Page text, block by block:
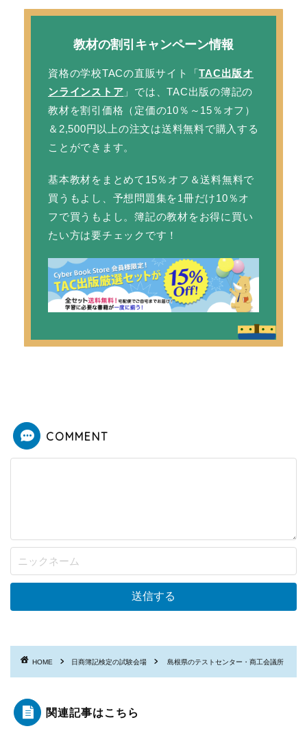
教材の割引キャンペーン情報
資格の学校TACの直販サイト「TAC出版オ
ンラインストア 」では、TAC出版の簿記の
教材を割引価格 （定価の10％～15％オフ）
＆2,500円以上の注文は送料無料で購入する
ことができます。
基本教材をまとめて15％オフ＆送料無料で
買うもよし、予想問題集を1冊だけ10％オ
フで買うもよし。簿記の教材をお得に買い
たい方は要チェックです！
COMMENT
HOME 日商簿記検定の試験会場 島根県のテストセンター・商工会議所
関連記事はこちら